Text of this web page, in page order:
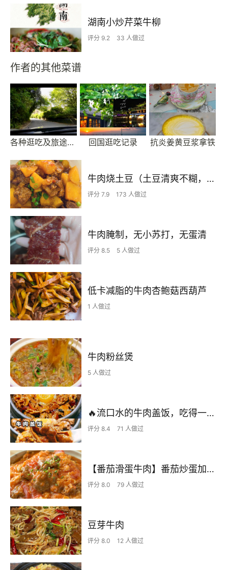
湖南小炒芹菜牛柳
评分 9.2 33 人做过
作者的其他菜谱
各种逛吃及旅途中的美食 回国逛吃记录 抗炎姜黄豆浆拿铁
牛肉烧土豆（土豆清爽不糊，比你想象要简单多了）
评分 7.9 173 人做过
牛肉腌制，无小苏打，无蛋清
评分 8.5 5 人做过
低卡减脂的牛肉杏鲍菇西葫芦
1 人做过
牛肉粉丝煲
5 人做过
🔥流口水的牛肉盖饭，吃得一粒也不剩‼️
评分 8.4 71 人做过
【番茄滑蛋牛肉】番茄炒蛋加了它，嫩滑鲜美大升级！
评分 8.0 79 人做过
豆芽牛肉
评分 8.0 12 人做过